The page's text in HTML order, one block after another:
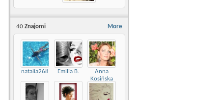
More
40 Znajomi
natalia268 Emilia B.
Anna
Kosińska